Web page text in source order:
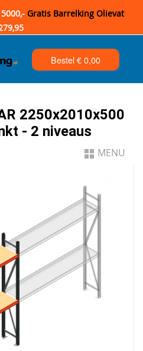
Gratis Barrelking Olievat
Bestel €0,00
2250x2010x500
- 2 niveaus
MENU